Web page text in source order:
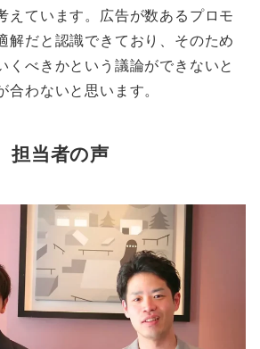
えています。広告が数あるプロモ
解だと認識できており、そのため
くべきかという議論ができないと
わないと思います。
担当者の声